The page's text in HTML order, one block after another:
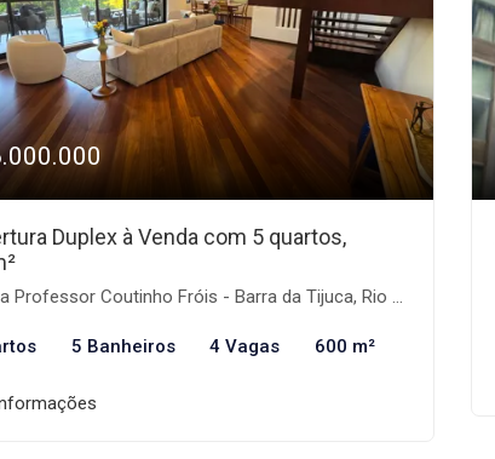
Duplex à Venda com 5 quartos,
Professor Coutinho Fróis - Barra da Tijuca, Rio de Janeiro-RJ
5 Banheiros 4 Vagas 600 m²